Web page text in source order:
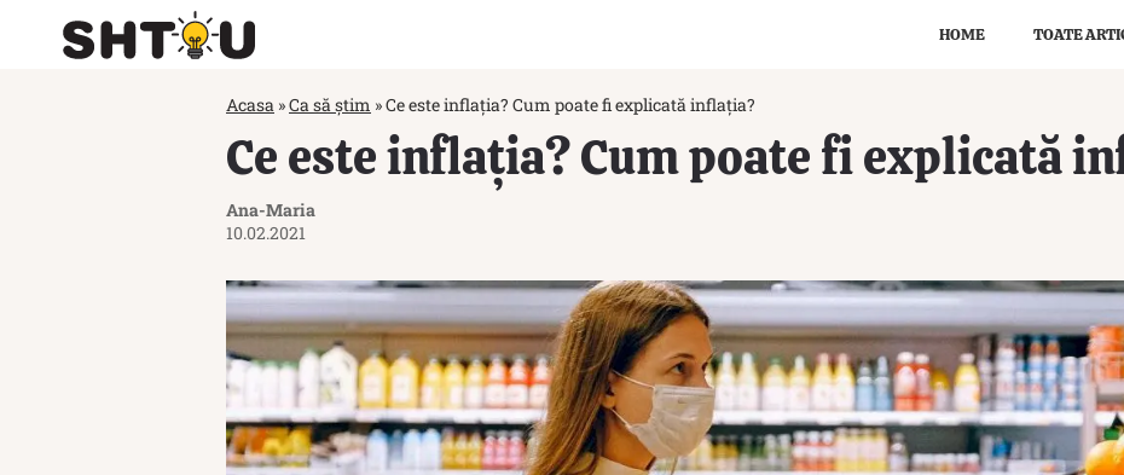
HOME TOATE
Acasa »Ca să știm »Ce este inflația? Cum poate fi explicată inflația?
Ce este inflația? Cum poate fi explicată
Ana-Maria
10.02.2021